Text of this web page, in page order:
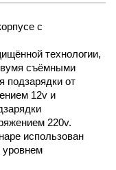
с
технологии,
съёмными
подзарядки от
12v и
220v.
использован
уровнем